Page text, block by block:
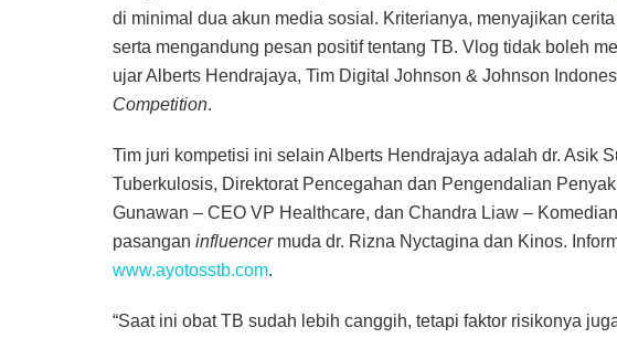
di minimal dua akun media sosial. Kriterianya, menyajikan
serta mengandung pesan positif tentang TB. Vlog tidak boleh
ujar Alberts Hendrajaya, Tim Digital Johnson & Johnson
Competition.
Tim juri kompetisi ini selain Alberts Hendrajaya adalah dr. Asik
Tuberkulosis, Direktorat Pencegahan dan Pengendalian
Gunawan – CEO VP Healthcare, dan Chandra Liaw –
pasangan influencermuda dr. Rizna Nyctagina dan Kinos.
www.ayotosstb.com.
“Saat ini obat TB sudah lebih canggih, tetapi faktor risikonya